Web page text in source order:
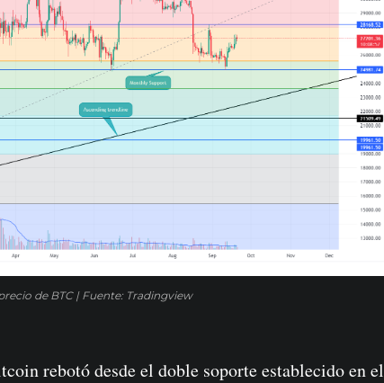
de BTC | Fuente: Tradingview
rebotó desde el doble soporte establecido en el